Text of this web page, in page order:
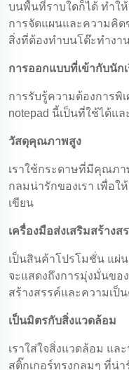
บนพื้นที่ราบใดก็ได้ ทําใ
การจัดแผนและความคิด
สิ่งที่ต้องทําบนโต๊ะทําง
การออกแบบที่เข้ากับนัก
การรับรู้ความต้องการพิ
notepad นี้เป็นที่ใช้ได้แ
วัสดุคุณภาพสูง
เราใช้กระดาษที่มีคุณภ
กลมน่ารักของเรา เพื่อใ
เขียน
เครื่องมือส่งเสริมสร้างส
เป็นสินค้าโปรโมชั่น แผ่
จะแสดงถึงการมุ่งมั่นข
สร้างสรรค์และความเป็
เป็นมิตรกับสิ่งแวดล้อม
เราใส่ใจสิ่งแวดล้อม แล
สติ๊กเกอร์ทรงกลมๆ ที่น่